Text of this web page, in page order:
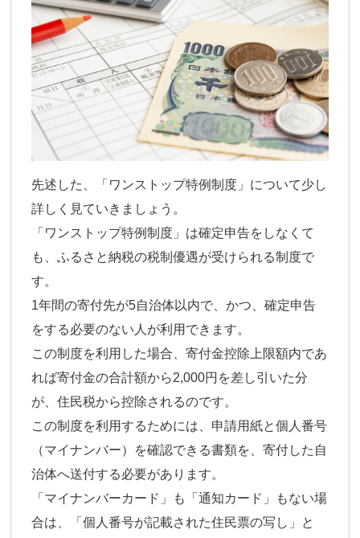
先述した、「ワンストップ特例制度」について少し
詳しく見ていきましょう。
「ワンストップ特例制度」は確定申告をしなくて
も、ふるさと納税の税制優遇が受けられる制度で
す。
1年間の寄付先が5自治体以内で、かつ、確定申告
をする必要のない人が利用できます。
この制度を利用した場合、寄付金控除上限額内であ
れば寄付金の合計額から2,000円を差し引いた分
が、住民税から控除されるのです。
この制度を利用するためには、申請用紙と個人番号
（マイナンバー）を確認できる書類を、寄付した自
治体へ送付する必要があります。
「マイナンバーカード」も「通知カード」もない場
合は、「個人番号が記載された住民票の写し」と